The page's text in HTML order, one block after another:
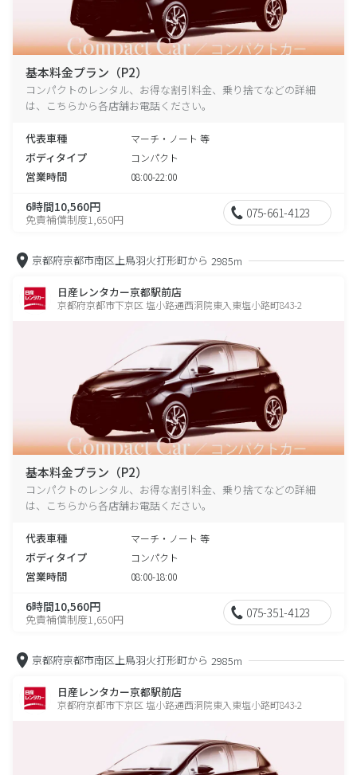
基本料金プラン（P2）
コンパクトのレンタル、お得な割引料金、乗り捨てなどの詳細
は、こちらから各店舗お電話ください。
代表車種 マーチ・ノート 等
ボディタイプ コンパクト
営業時間 08:00-22:00
6時間10,560円
免責補償制度1,650円 075-661-4123
京都府京都市南区上鳥羽火打形町から 2985m
日産レンタカー京都駅前店
京都府京都市下京区 塩小路通西洞院東入東塩小路町843-2
基本料金プラン（P2）
コンパクトのレンタル、お得な割引料金、乗り捨てなどの詳細
は、こちらから各店舗お電話ください。
代表車種 マーチ・ノート 等
ボディタイプ コンパクト
営業時間 08:00-18:00
6時間10,560円
免責補償制度1,650円 075-351-4123
京都府京都市南区上鳥羽火打形町から 2985m
日産レンタカー京都駅前店
京都府京都市下京区 塩小路通西洞院東入東塩小路町843-2